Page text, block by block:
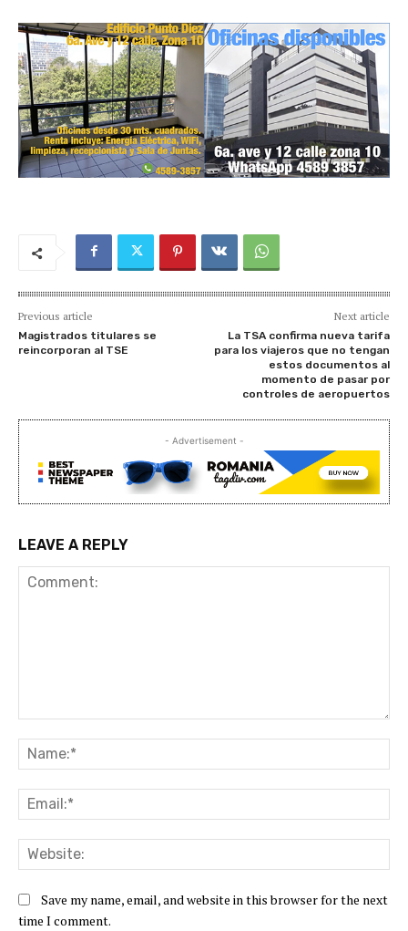
Previous article
Magistrados titulares se
reincorporan al TSE
Next article
La TSA confirma nueva tarifa
para los viajeros que no tengan
estos documentos al
momento de pasar por
controles de aeropuertos
- Advertisement -
LEAVE A REPLY
Save my name, email, and website in this browser for the next
time I comment.